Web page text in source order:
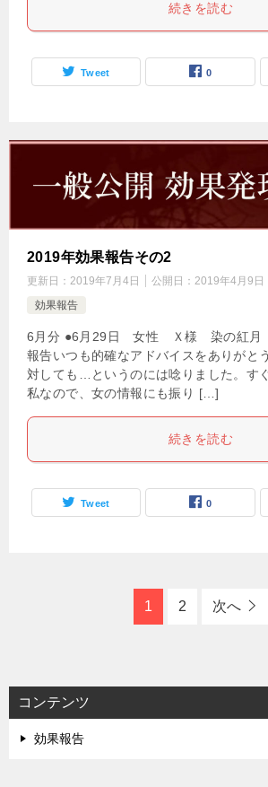
続きを読む
Tweet 0
2019年効果報告その2
更新日： 2019年7月4日 公開日： 2019年4月9日
効果報告
6月分 ●6月29日 女性 Ｘ様 染の紅
報告いつも的確なアドバイスをありがと
対しても…というのには唸りました。す
私なので、女の情報にも振り […]
続きを読む
Tweet 0
1 2 次へ
コンテンツ
効果報告